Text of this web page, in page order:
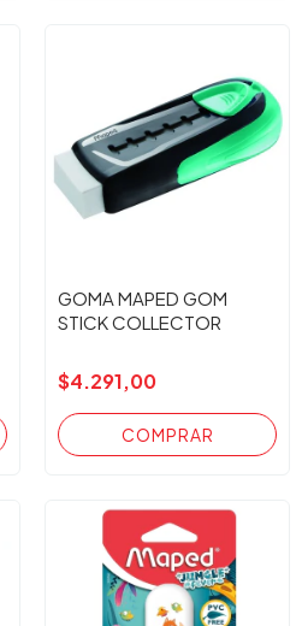
GOMA MAPED GOM
STICK COLLECTOR
$4.291,00